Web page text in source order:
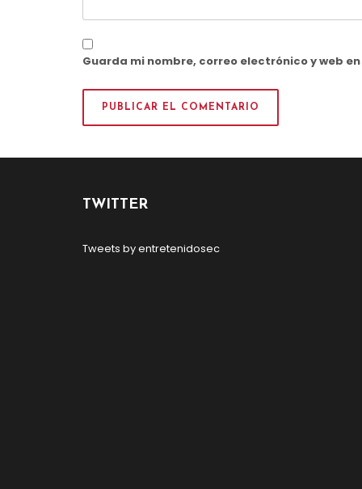
Guarda mi nombre, correo electrónico y web
TWITTER
Tweets by entretenidosec